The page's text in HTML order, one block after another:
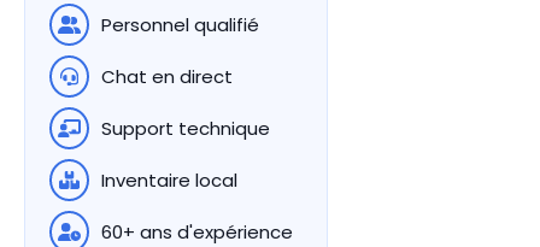
Personnel qualifié
Chat en direct
Support technique
Inventaire local
60+ ans d'expérience